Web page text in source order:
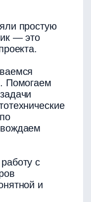
простую
— это
Помогаем
с
и